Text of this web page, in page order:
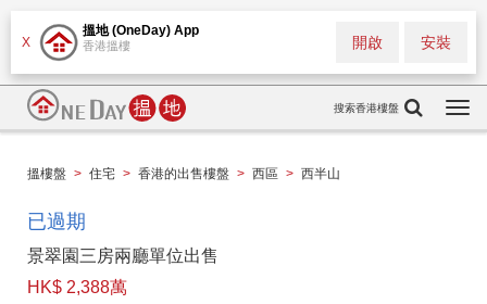
X
搵地 (OneDay) App
香港搵樓 安裝
開啟
搜索香港樓盤
搵樓盤 > 住宅 > 香港的出售樓盤 > 西區 > 西半山
已過期
景翠園三房兩廳單位出售
HK$ 2,388萬